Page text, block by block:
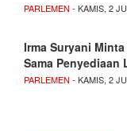
PARLEMEN - KAMIS, 2
Irma Suryani
Sama Penyediaan
PARLEMEN - KAMIS, 2